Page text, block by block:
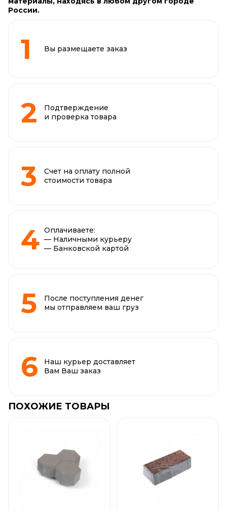
России.
Вы размещаете заказ
Подтверждение
и проверка товара
Счет на оплату полной
стоимости товара
Оплачиваете:
— Наличными курьеру
— Банковской картой
После поступления денег
мы отправляем ваш груз
Наш курьер доставляет
Вам Ваш заказ
ПОХОЖИЕ ТОВАРЫ